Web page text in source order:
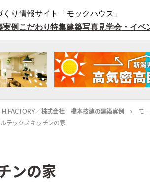
り情報サイト「モックハウス」
実例 こだわり特集建築写真見学会・イベ
H.FACTORY／株式会社 橋本技建の建築実例
モ
テックスキッチンの家
ンの家